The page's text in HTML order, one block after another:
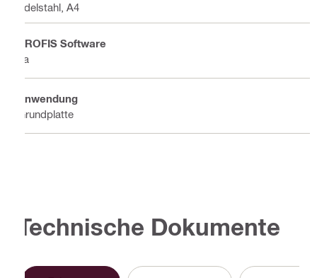
Edelstahl, A4
PROFIS Software
Ja
Anwendung
Grundplatte
Technische Dokumente